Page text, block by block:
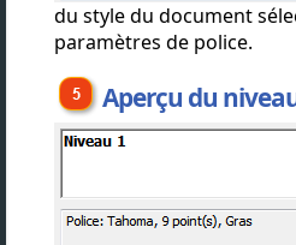
du style du document
paramètres de police.
Aperçu du